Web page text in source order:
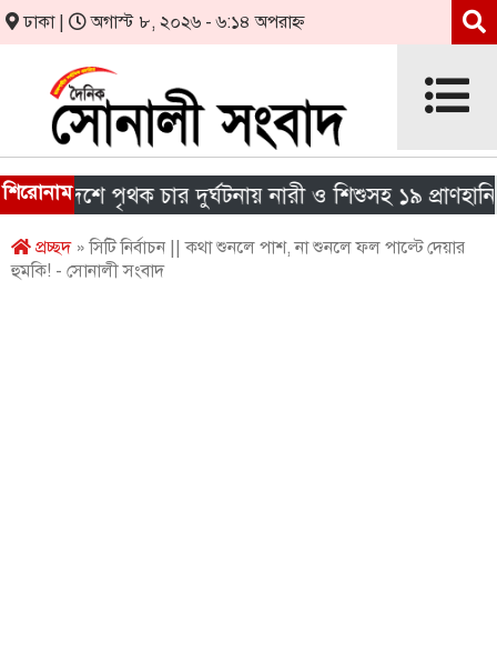
ঢাকা | অগাস্ট ৮, ২০২৬ - ৬:১৪ অপরাহ্ন
শিরোনাম
দেশে পৃথক চার দুর্ঘটনায় নারী ও শিশুসহ ১৯ প্রাণহানি
প্রচ্ছদ» সিটি নির্বাচন || কথা শুনলে পাশ, না শুনলে ফল পাল্টে দেয়ার
হুমকি! - সোনালী সংবাদ